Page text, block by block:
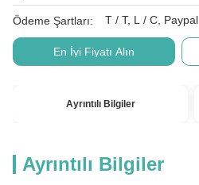
Ödeme Şartları: T / T, L / C, Paypal
En İyi Fiyatı Alın
Ayrıntılı Bilgiler
Ayrıntılı Bilgiler